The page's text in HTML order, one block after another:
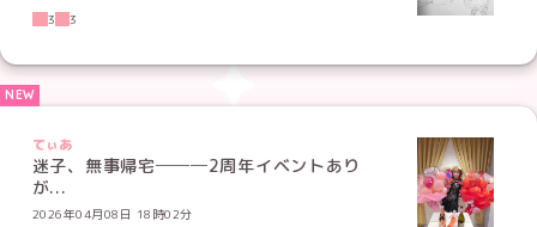
3
3
てぃあ
迷子、無事帰宅───2周年イベントあり
が...
2026年04月08日 18時02分